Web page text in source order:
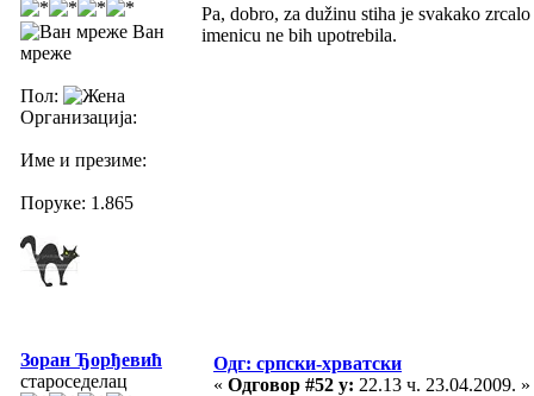
Ван
мреже
Пол:
Организација:
Име и презиме:
Поруке: 1.865
Pa, dobro, za dužinu stiha je svakako
imenicu ne bih upotrebila.
Зоран Ђорђевић
староседелац
Одг: српски-хрватски
« Одговор #52 у: 22.13 ч. 23.04.2009. »